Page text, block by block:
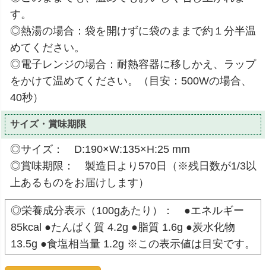
す。
◎熱湯の場合：袋を開けずに袋のままで約１分半温
めてください。
◎電子レンジの場合：耐熱容器に移しかえ、ラップ
をかけて温めてください。（目安：500Wの場合、
40秒）
サイズ・賞味期限
◎サイズ： D:190×W:135×H:25 mm
◎賞味期限： 製造日より570日（※残日数が1/3以
上あるものをお届けします）
◎栄養成分表示（100gあたり）： ●エネルギー
85kcal ●たんぱく質 4.2g ●脂質 1.6g ●炭水化物
13.5g ●食塩相当量 1.2g ※この表示値は目安です。